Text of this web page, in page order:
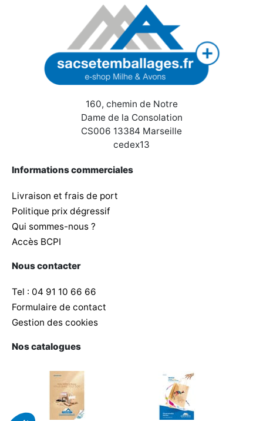
160, chemin de Notre
Dame de la Consolation
CS006 13384 Marseille
cedex13
Informations commerciales
Livraison et frais de port
Politique prix dégressif
Qui sommes-nous ?
Accès BCPI
Nous contacter
Tel : 04 91 10 66 66
Formulaire de contact
Gestion des cookies
Nos catalogues